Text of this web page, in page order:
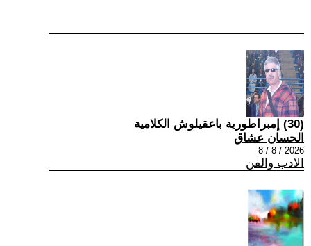
(30) إمبراطورية باعقيلوش الكلامية
الحسان عشاق
2026 / 8 / 8
الادب والفن